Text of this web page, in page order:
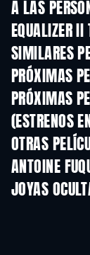
A LAS
EQUALIZER
SIMILARES
PRÓXIMAS
PRÓXIMAS
(ESTRENOS
OTRAS
ANTOINE
JOYAS